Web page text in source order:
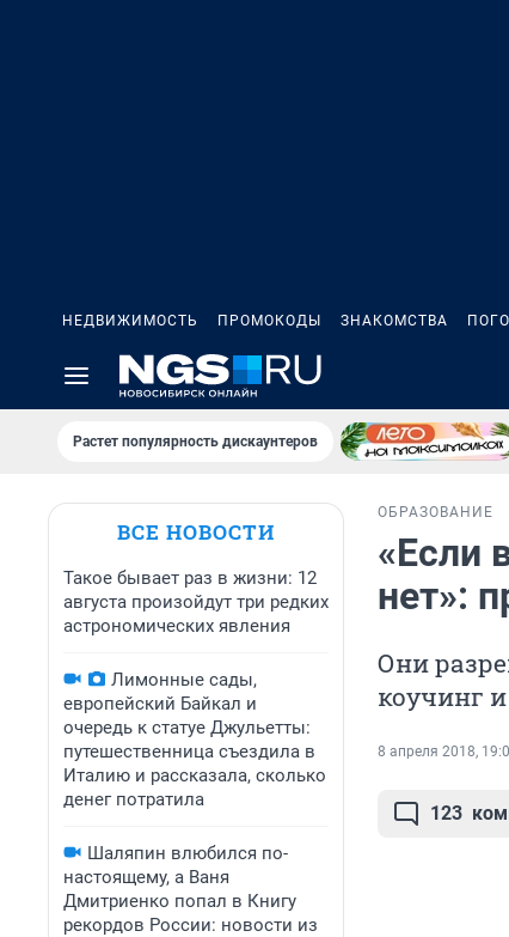
НЕДВИЖИМОСТЬ ПРОМОКОДЫ ЗНАКОМСТВА
Растет популярность дискаунтеров
ВСЕ НОВОСТИ
Такое бывает раз в жизни: 12
августа произойдут три редких
астрономических явления
Лимонные сады,
европейский Байкал и
очередь к статуе Джульетты:
путешественница съездила в
Италию и рассказала, сколько
денег потратила
Шаляпин влюбился по-
настоящему, а Ваня
Дмитриенко попал в Книгу
рекордов России: новости из
ОБРАЗОВАНИЕ
«Если
нет»:
Они
коучинг
8 апреля 2018,
123